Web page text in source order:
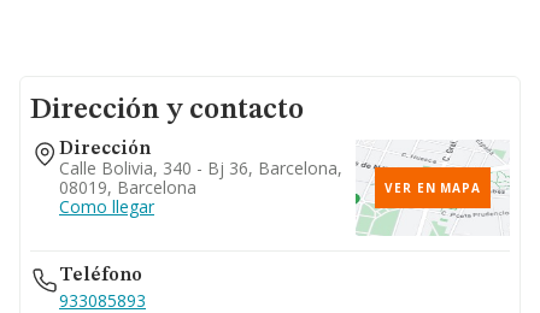
Dirección y contacto
Dirección
Calle Bolivia, 340 - Bj 36, Barcelona,
08019, Barcelona
Como llegar
VER EN MAPA
Teléfono
933085893